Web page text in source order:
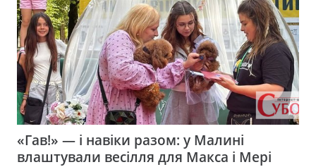
«Гав!» — і навіки разом: у Малині
влаштували весілля для Макса і Мері